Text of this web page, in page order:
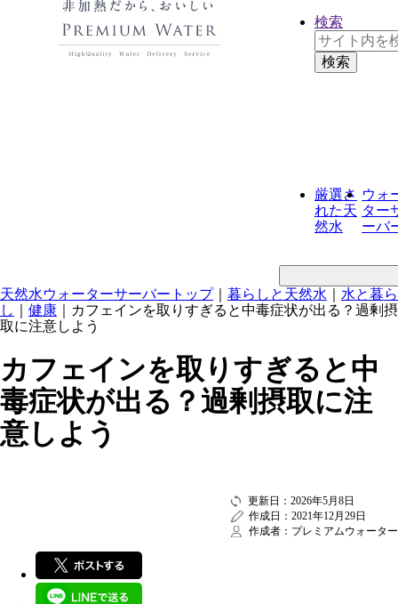
厳選さ
れた天
然水
ウォ
ター
ーバ
検索
天然水ウォーターサーバートップ｜ 暮らしと天然水
水と暮ら
し
健康
カフェインを取りすぎると中毒症状が出る？過剰摂
取に注意しよう
カフェインを取りすぎると中
毒症状が出る？過剰摂取に注
意しよう
更新日：2026年5月8日
作成日：2021年12月29日
作成者：プレミアムウォーター